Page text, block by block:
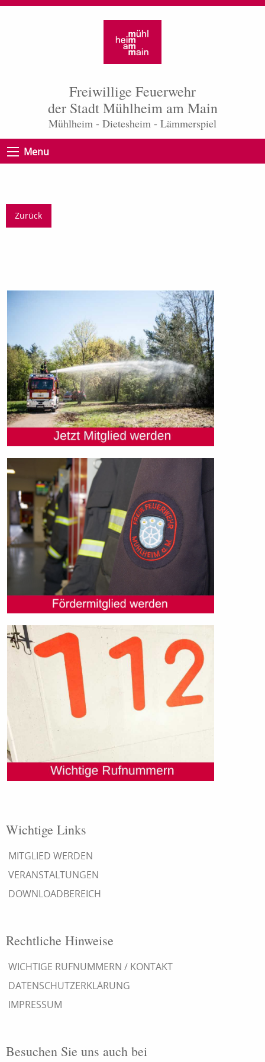
Freiwillige Feuerwehr
der Stadt Mühlheim am Main
Mühlheim - Dietesheim - Lämmerspiel
Menu
Zurück
Wichtige Links
MITGLIED WERDEN
VERANSTALTUNGEN
DOWNLOADBEREICH
Rechtliche Hinweise
WICHTIGE RUFNUMMERN / KONTAKT
DATENSCHUTZERKLÄRUNG
IMPRESSUM
Besuchen Sie uns auch bei